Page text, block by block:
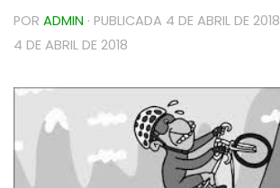
POR ADMIN · PUBLICADA 4 DE ABRIL DE 2018
4 DE ABRIL DE 2018